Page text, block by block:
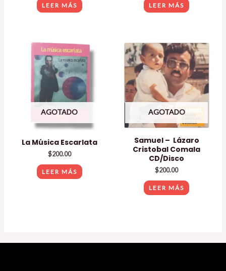
LEER MÁS LEER MÁS
AGOTADO
La Música Escarlata
$200.00
LEER MÁS
AGOTADO
Samuel – Lázaro
Cristobal Comala
CD/Disco
$200.00
LEER MÁS